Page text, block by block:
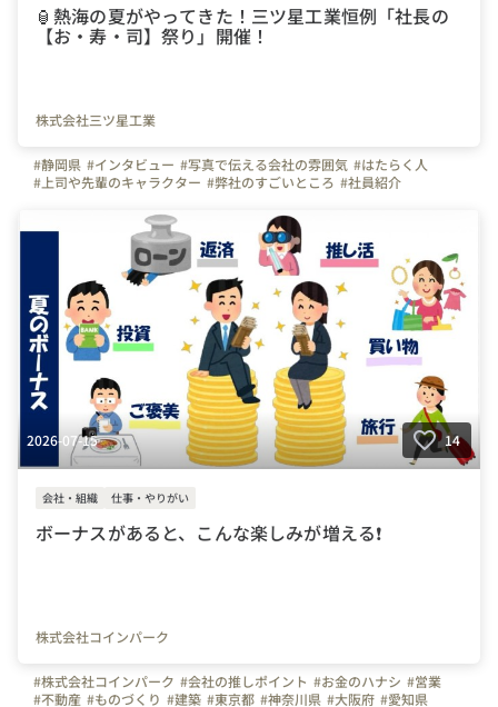
🏮熱海の夏がやってきた！三ツ星工業恒例「社長の
【お・寿・司】祭り」開催！
株式会社三ツ星工業
#静岡県 #インタビュー #写真で伝える会社の雰囲気 #はたらく人
#上司や先輩のキャラクター #弊社のすごいところ #社員紹介
#転職してよかったこと
#Uターン
#会社の推しポイント #建設業 #管工事 #水道業界
#技術者募集 #経験者募集 #転職歓迎 #楽しく仕事
#未経験者可 #Jターン #安定性 #お金のハナシ
#三ツ星工業
#株式会社三ツ星工業 #年末年始休暇
#賞与
#社内イベント
#夏季休暇 #オフィスを紹介します
2026-07-15 14
会社・組織 仕事・やりがい
ボーナスがあると、こんな楽しみが増える❗️
株式会社コインパーク
#株式会社コインパーク #会社の推しポイント #お金のハナシ #営業
#不動産 #ものづくり #建築 #東京都 #神奈川県 #大阪府 #愛知県